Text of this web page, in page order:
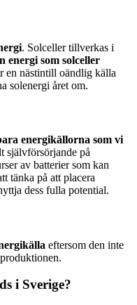
. Solceller tillverkas i
energi som solceller
en nästintill oändlig källa
solenergi året om.
energikällorna som vi
självförsörjande på
av batterier som kan
tänka på att placera
dess fulla potential.
eftersom den inte
i Sverige?